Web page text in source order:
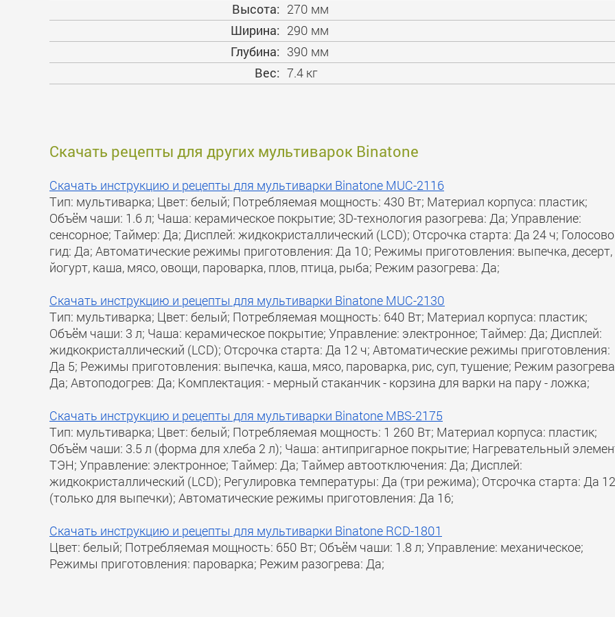
Высота: 270 мм
Ширина: 290 мм
Глубина: 390 мм
Вес: 7.4 кг
Скачать рецепты для других мультиварок Binatone
Скачать инструкцию и рецепты для мультиварки Binatone MUC-2116
Тип: мультиварка; Цвет: белый; Потребляемая мощность: 430 Вт; Материал корпуса: пластик;
Объём чаши: 1.6 л; Чаша: керамическое покрытие; 3D-технология разогрева: Да; Управление:
сенсорное; Таймер: Да; Дисплей: жидкокристаллический (LCD); Отсрочка старта: Да 24 ч;
гид: Да; Автоматические режимы приготовления: Да 10; Режимы приготовления: выпечка, десерт,
йогурт, каша, мясо, овощи, пароварка, плов, птица, рыба; Режим разогрева: Да;
Скачать инструкцию и рецепты для мультиварки Binatone MUC-2130
Тип: мультиварка; Цвет: белый; Потребляемая мощность: 640 Вт; Материал корпуса: пластик;
Объём чаши: 3 л; Чаша: керамическое покрытие; Управление: электронное; Таймер: Да; Дисплей:
жидкокристаллический (LCD); Отсрочка старта: Да 12 ч; Автоматические режимы приготовления:
Да 5; Режимы приготовления: выпечка, каша, мясо, пароварка, рис, суп, тушение; Режим
Да; Автоподогрев: Да; Комплектация: - мерный стаканчик - корзина для варки на пару - ложка;
Скачать инструкцию и рецепты для мультиварки Binatone MBS-2175
Тип: мультиварка; Цвет: белый; Потребляемая мощность: 1 260 Вт; Материал корпуса: пластик;
Объём чаши: 3.5 л (форма для хлеба 2 л); Чаша: антипригарное покрытие; Нагревательный
ТЭН; Управление: электронное; Таймер: Да; Таймер автоотключения: Да; Дисплей:
жидкокристаллический (LCD); Регулировка температуры: Да (три режима); Отсрочка старта: Да
(только для выпечки); Автоматические режимы приготовления: Да 16;
Скачать инструкцию и рецепты для мультиварки Binatone RCD-1801
Цвет: белый; Потребляемая мощность: 650 Вт; Объём чаши: 1.8 л; Управление: механическое;
Режимы приготовления: пароварка; Режим разогрева: Да;